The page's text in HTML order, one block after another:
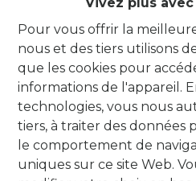
Pour vous offrir la
nous et des tiers utilisons
que les cookies pour
informations de l'appareil.
technologies, vous nous
tiers, à traiter des données
le comportement de
uniques sur ce site Web.
desktop publishing
including versions of Lorem